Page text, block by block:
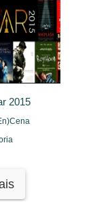
2015